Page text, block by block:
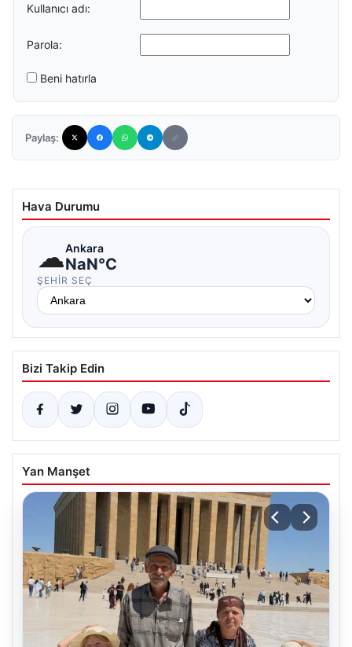
Kullanıcı adı:
Parola:
Beni hatırla
Paylaş:
Hava Durumu
☁Ankara
NaN°C
ŞEHIR SEÇ
Bizi Takip Edin
Yan Manşet